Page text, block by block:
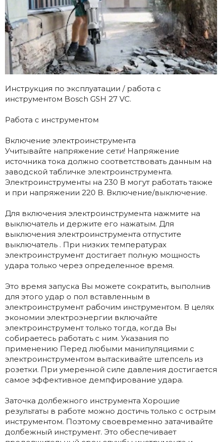
Инструкция по эксплуатации / работа с
инструментом Bosch GSH 27 VC.
Работа с инструментом
Включение электроинструмента
Учитывайте напряжение сети! Напряжение
источника тока должно соответствовать данным на
заводской табличке электроинструмента.
Электроинструменты на 230 В могут работать также
и при напряжении 220 В. Включение/выключение.
Для включения электроинструмента нажмите на
выключатель и держите его нажатым. Для
выключения электроинструмента отпустите
выключатель . При низких температурах
электроинструмент достигает полную мощность
удара только через определенное время.
Это время запуска Вы можете сократить, выполнив
для этого удар о пол вставленным в
электроинструмент рабочим инструментом. В целях
экономии электроэнергии включайте
электроинструмент только тогда, когда Вы
собираетесь работать с ним. Указания по
применению Перед любыми манипуляциями с
электроинструментом вытаскивайте штепсель из
розетки. При умеренной силе давления достигается
самое эффективное демпфирование удара.
Заточка долбежного инструмента Хорошие
результаты в работе можно достичь только с острым
инструментом. Поэтому своевременно затачивайте
долбежный инструмент. Это обеспечивает